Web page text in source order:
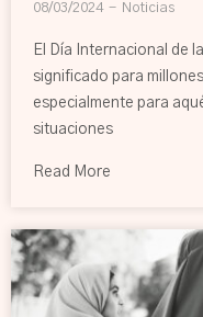
08/03/2024 Noticias
El Día Internacional de
significado para
especialmente para
situaciones
Read More